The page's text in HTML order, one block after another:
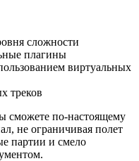
сложности
плагины
виртуальных
треков
сможете по-настоящему
не ограничивая полет
партии и смело